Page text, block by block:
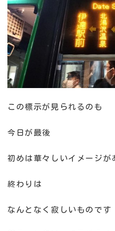
この標示が見られるのも
今日が最後
初めは華々しいイメージが
終わりは
なんとなく寂しいものです